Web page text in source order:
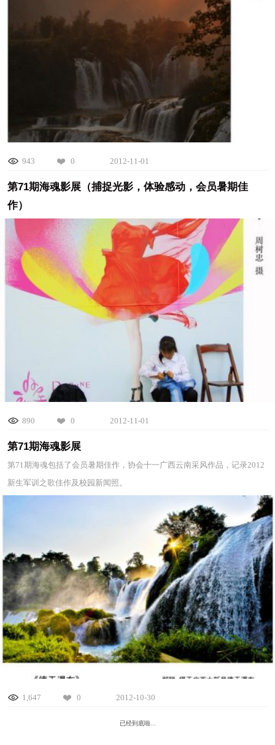
943 0 2012-11-01
第71期海魂影展（捕捉光影，体验感动，会员暑期佳
作）
890 0 2012-11-01
第71期海魂影展
第71期海魂包括了会员暑期佳作，协会十一广西云南采风作品，记录2012
新生军训之歌佳作及校园新闻照。
1,647 0 2012-10-30
已经到底啦...